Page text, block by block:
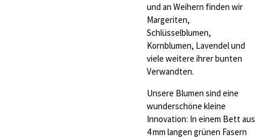
und an Weihern finden wir
Margeriten,
Schlüsselblumen,
Kornblumen, Lavendel und
viele weitere ihrer bunten
Verwandten.
Unsere Blumen sind eine
wunderschöne kleine
Innovation: In einem Bett aus
4 mm langen grünen Fasern